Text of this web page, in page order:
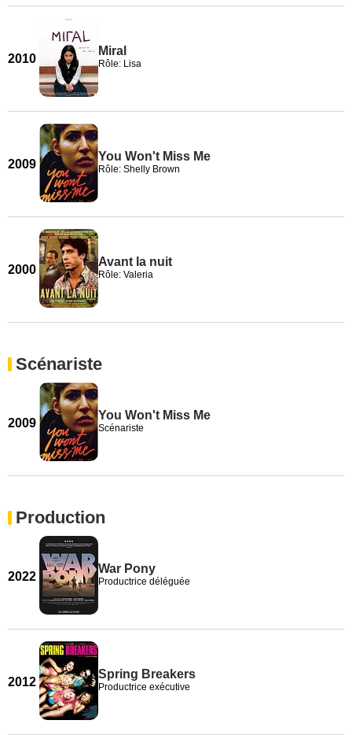
2010
Miral
Rôle: Lisa
2009
You Won't Miss Me
Rôle: Shelly Brown
2000
Avant la nuit
Rôle: Valeria
Scénariste
2009
You Won't Miss Me
Scénariste
Production
2022
War Pony
Productrice déléguée
2012
Spring Breakers
Productrice exécutive